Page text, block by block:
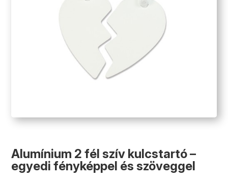
Alumínium 2 fél szív kulcstartó –
egyedi fényképpel és szöveggel